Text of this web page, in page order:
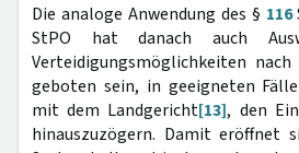
Die analoge Anwendung des § 116
StPO hat danach auch
Verteidigungsmöglichkeiten
geboten sein, in geeigneten
mit dem Landgericht[13], den
hinauszuzögern. Damit eröffnet